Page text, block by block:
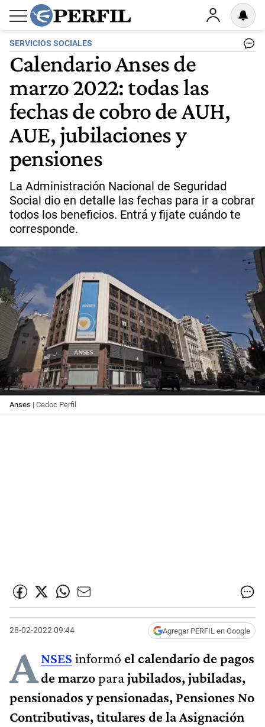
SERVICIOS SOCIALES
Calendario Anses de
marzo 2022: todas las
fechas de cobro de AUH,
AUE, jubilaciones y
pensiones
La Administración Nacional de Seguridad
Social dio en detalle las fechas para ir a cobrar
todos los beneficios. Entrá y fijate cuándo te
corresponde.
Anses | Cedoc Perfil
28-02-2022 09:44 Agregar PERFIL en Google
ANSES informó el calendario de pagos
demarzoparajubilados, jubiladas,
pensionados y pensionadas, Pensiones No
Contributivas, titulares de la Asignación